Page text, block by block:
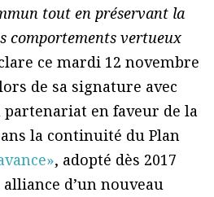
tout en préservant la
comportements vertueux
ce mardi 12 novembre
de sa signature avec
partenariat en faveur de la
la continuité du Plan
, adopté dès 2017
d’un nouveau